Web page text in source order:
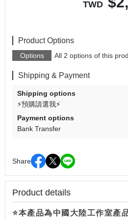
TWD
Product Options
Options All 2 options of this
Shipping & Payment
Shipping options
⚡預購請選我⚡
Payment options
Bank Transfer
Share
Product details
⭐本產品為中國大陸工作室產